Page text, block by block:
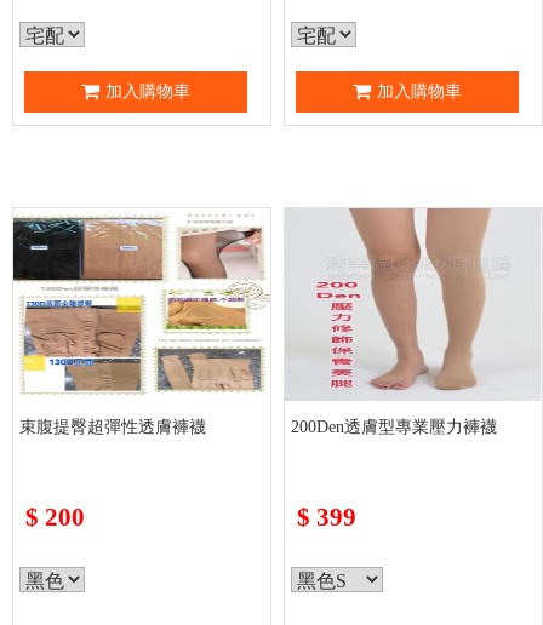
加入購物車 加入購物車
束腹提臀超彈性透膚褲襪
$ 200
200Den透膚型專業壓力褲襪
$ 399